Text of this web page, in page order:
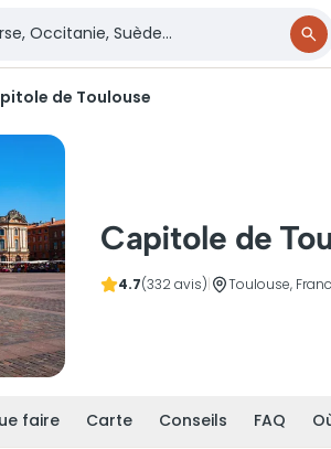
de Toulouse
Capitole de
4.7(332 avis) Toulouse,
faire Carte Conseils FAQ